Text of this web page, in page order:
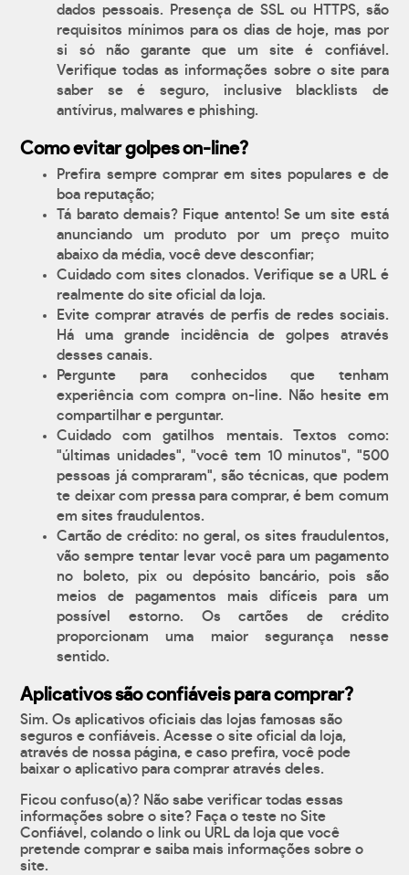
dados pessoais. Presença de SSL ou HTTPS, são
requisitos mínimos para os dias de hoje, mas por
si só não garante que um site é confiável.
Verifique todas as informações sobre o site para
saber se é seguro, inclusive blacklists de
antívirus, malwares e phishing.
Como evitar golpes on-line?
Prefira sempre comprar em sites populares e de
boa reputação;
Tá barato demais? Fique antento! Se um site está
anunciando um produto por um preço muito
abaixo da média, você deve desconfiar;
Cuidado com sites clonados. Verifique se a URL é
realmente do site oficial da loja.
Evite comprar através de perfis de redes sociais.
Há uma grande incidência de golpes através
desses canais.
Pergunte para conhecidos que tenham
experiência com compra on-line. Não hesite em
compartilhar e perguntar.
Cuidado com gatilhos mentais. Textos como:
"últimas unidades", "você tem 10 minutos", "500
pessoas já compraram", são técnicas, que podem
te deixar com pressa para comprar, é bem comum
em sites fraudulentos.
Cartão de crédito: no geral, os sites fraudulentos,
vão sempre tentar levar você para um pagamento
no boleto, pix ou depósito bancário, pois são
meios de pagamentos mais difíceis para um
possível estorno. Os cartões de crédito
proporcionam uma maior segurança nesse
sentido.
Aplicativos são confiáveis para comprar?
Sim. Os aplicativos oficiais das lojas famosas são
seguros e confiáveis. Acesse o site oficial da loja,
através de nossa página, e caso prefira, você pode
baixar o aplicativo para comprar através deles.
Ficou confuso(a)? Não sabe verificar todas essas
informações sobre o site? Faça o teste no Site
Confiável, colando o link ou URL da loja que você
pretende comprar e saiba mais informações sobre o
site.